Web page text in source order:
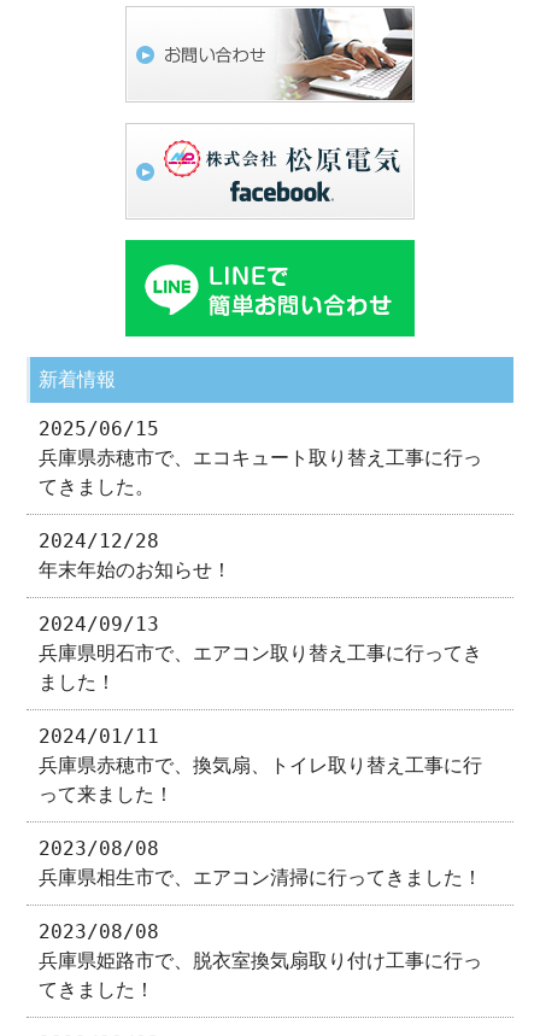
新着情報
2025/06/15
兵庫県赤穂市で、エコキュート取り替え工事に行っ
てきました。
2024/12/28
年末年始のお知らせ！
2024/09/13
兵庫県明石市で、エアコン取り替え工事に行ってき
ました！
2024/01/11
兵庫県赤穂市で、換気扇、トイレ取り替え工事に行
って来ました！
2023/08/08
兵庫県相生市で、エアコン清掃に行ってきました！
2023/08/08
兵庫県姫路市で、脱衣室換気扇取り付け工事に行っ
てきました！